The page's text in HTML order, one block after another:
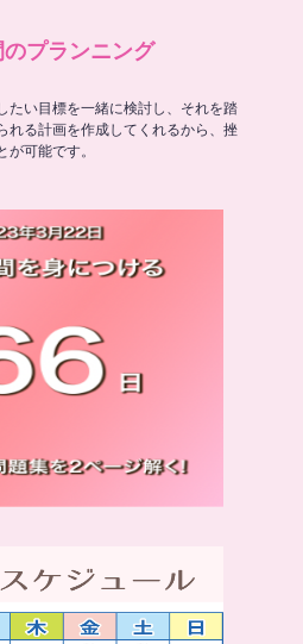
プランニング
たい目標を一緒に検討し、それを踏
れる計画を作成してくれるから、挫
可能です。